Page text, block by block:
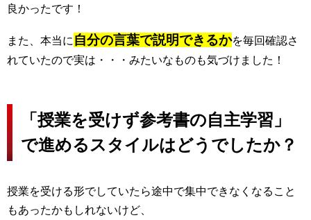
良かったです！
また、本当に 自分の言葉で説明できるかを毎回確認さ
れていたので実は・・・みたいなものも気づけました！
「授業を受けず参考書の自主学習」
で進めるスタイルはどうでしたか？
授業を受ける形でしていたら途中で集中できなくなること
もあったかもしれないけど、